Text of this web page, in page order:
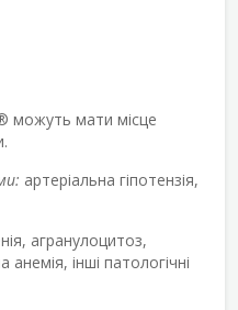
можуть мати місце
артеріальна гіпотензія,
агранулоцитоз,
інші патологічні